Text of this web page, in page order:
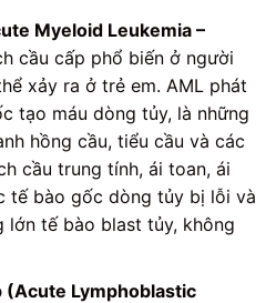
Myeloid Leukemia –
cầu cấp phổ biến ở người
xảy ra ở trẻ em. AML phát
tạo máu dòng tủy, là những
hồng cầu, tiểu cầu và các
cầu trung tính, ái toan, ái
tế bào gốc dòng tủy bị lỗi và
lớn tế bào blast tủy, không
(Acute Lymphoblastic